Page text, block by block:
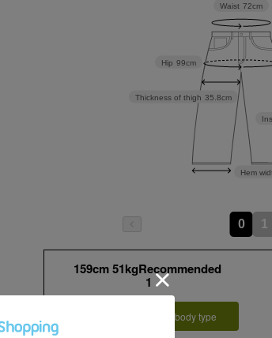
Hem
Thickness of thigh 35.8cm
Hip 99cm
Waist 72cm
0 1
159cm 51kgRecommended
1
Find out more on your body type